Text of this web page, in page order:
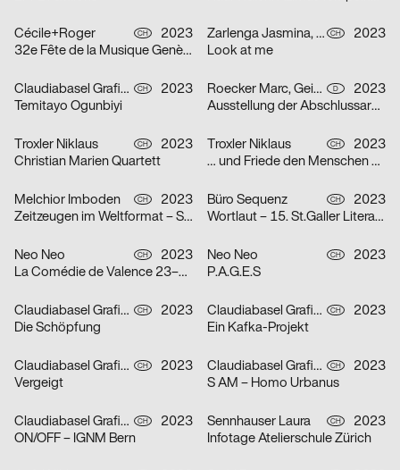
Cécile+Roger CH
2023
32e Fête de la Musique Genève
Zarlenga Jasmina, Borando Alessio CH
2023
Look at me
Claudiabasel Grafik & Interaktion CH
2023
Temitayo Ogunbiyi
Roecker Marc, Geiss Linus D
2023
Ausstellung der Abschlussarbeiten Master Architektur & Diplome Design
Troxler Niklaus CH
2023
Christian Marien Quartett
Troxler Niklaus CH
2023
… und Friede den Menschen auf Erden
Melchior Imboden CH
2023
Zeitzeugen im Weltformat – Schweizer Plakatkunst
Büro Sequenz CH
2023
Wortlaut – 15. St.Galler Literaturfestival
Neo Neo CH
2023
La Comédie de Valence 23–24
Neo Neo CH
2023
P.A.G.E.S
Claudiabasel Grafik & Interaktion CH
2023
Die Schöpfung
Claudiabasel Grafik & Interaktion CH
2023
Ein Kafka-Projekt
Claudiabasel Grafik & Interaktion CH
2023
Vergeigt
Claudiabasel Grafik & Interaktion CH
2023
S AM – Homo Urbanus
Claudiabasel Grafik & Interaktion CH
2023
ON/OFF – IGNM Bern
Sennhauser Laura CH
2023
Infotage Atelierschule Zürich